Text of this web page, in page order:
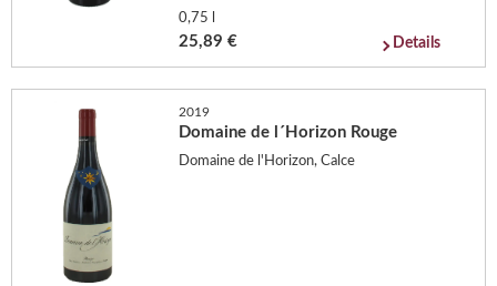
0,75 l
25,89 € Details
2019
Domaine de l´Horizon Rouge
Domaine de l'Horizon, Calce